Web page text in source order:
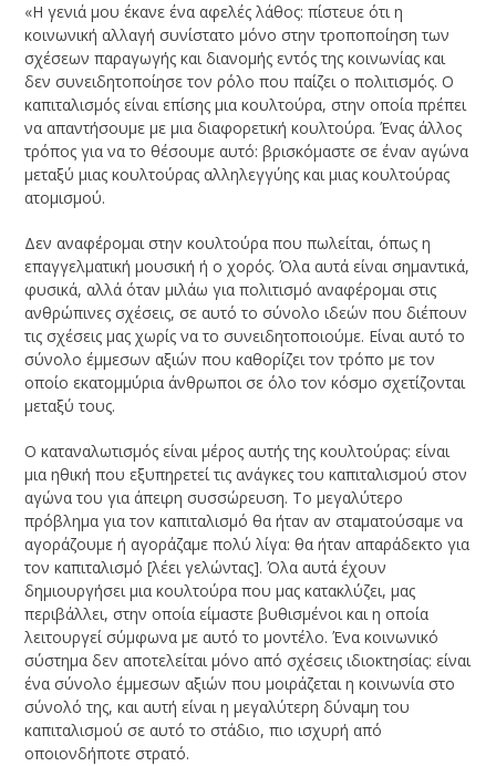
«Η γενιά μου έκανε ένα αφελές λάθος: πίστευε ότι η
κοινωνική αλλαγή συνίστατο μόνο στην τροποποίηση των
σχέσεων παραγωγής και διανομής εντός της κοινωνίας και
δεν συνειδητοποίησε τον ρόλο που παίζει ο πολιτισμός. Ο
καπιταλισμός είναι επίσης μια κουλτούρα, στην οποία πρέπει
να απαντήσουμε με μια διαφορετική κουλτούρα. Ένας άλλος
τρόπος για να το θέσουμε αυτό: βρισκόμαστε σε έναν αγώνα
μεταξύ μιας κουλτούρας αλληλεγγύης και μιας κουλτούρας
ατομισμού.
Δεν αναφέρομαι στην κουλτούρα που πωλείται, όπως η
επαγγελματική μουσική ή ο χορός. Όλα αυτά είναι σημαντικά,
φυσικά, αλλά όταν μιλάω για πολιτισμό αναφέρομαι στις
ανθρώπινες σχέσεις, σε αυτό το σύνολο ιδεών που διέπουν
τις σχέσεις μας χωρίς να το συνειδητοποιούμε. Είναι αυτό το
σύνολο έμμεσων αξιών που καθορίζει τον τρόπο με τον
οποίο εκατομμύρια άνθρωποι σε όλο τον κόσμο σχετίζονται
μεταξύ τους.
Ο καταναλωτισμός είναι μέρος αυτής της κουλτούρας: είναι
μια ηθική που εξυπηρετεί τις ανάγκες του καπιταλισμού στον
αγώνα του για άπειρη συσσώρευση. Το μεγαλύτερο
πρόβλημα για τον καπιταλισμό θα ήταν αν σταματούσαμε να
αγοράζουμε ή αγοράζαμε πολύ λίγα: θα ήταν απαράδεκτο για
τον καπιταλισμό [λέει γελώντας]. Όλα αυτά έχουν
δημιουργήσει μια κουλτούρα που μας κατακλύζει, μας
περιβάλλει, στην οποία είμαστε βυθισμένοι και η οποία
λειτουργεί σύμφωνα με αυτό το μοντέλο. Ένα κοινωνικό
σύστημα δεν αποτελείται μόνο από σχέσεις ιδιοκτησίας: είναι
ένα σύνολο έμμεσων αξιών που μοιράζεται η κοινωνία στο
σύνολό της, και αυτή είναι η μεγαλύτερη δύναμη του
καπιταλισμού σε αυτό το στάδιο, πιο ισχυρή από
οποιονδήποτε στρατό.